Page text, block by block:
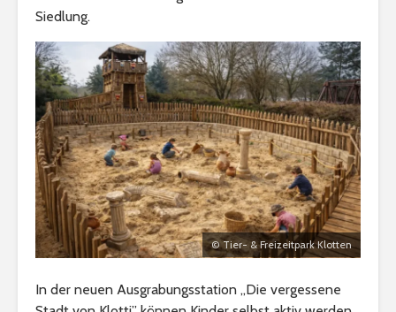
Siedlung.
© Tier- & Freizeitpark Klotten
In der neuen Ausgrabungsstation „Die vergessene